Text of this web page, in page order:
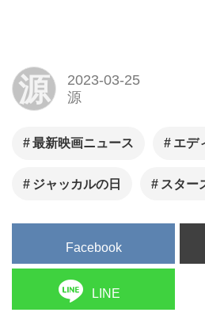
源
2023-03-25
源
最新映画ニュース エデ
ジャッカルの日 スター
Facebook
LINE